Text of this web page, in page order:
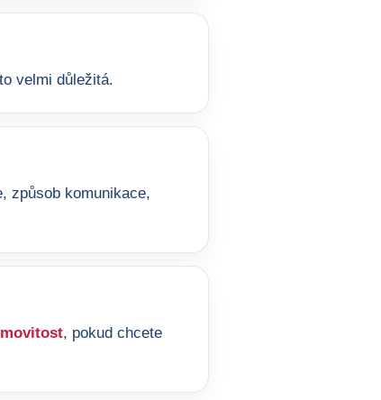
velmi důležitá.
způsob komunikace,
, pokud chcete